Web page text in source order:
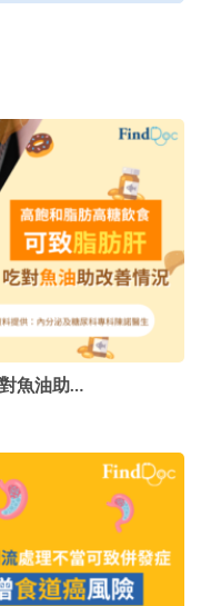
魚油助…